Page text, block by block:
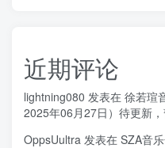
近期评论
lightning080 发表在 徐若瑄
2025年06月27日）待更新，
OppsUultra 发表在 SZA音